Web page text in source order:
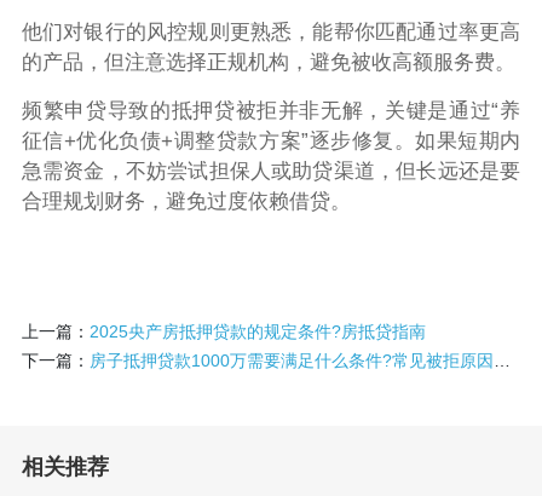
他们对银行的风控规则更熟悉，能帮你匹配通过率更高
的产品，但注意选择正规机构，避免被收高额服务费。
频繁申贷导致的抵押贷被拒并非无解，关键是通过“养
征信+优化负债+调整贷款方案”逐步修复。如果短期内
急需资金，不妨尝试担保人或助贷渠道，但长远还是要
合理规划财务，避免过度依赖借贷。
上一篇： 2025央产房抵押贷款的规定条件?房抵贷指南
下一篇： 房子抵押贷款1000万需要满足什么条件?常见被拒原因和解决方案
相关推荐